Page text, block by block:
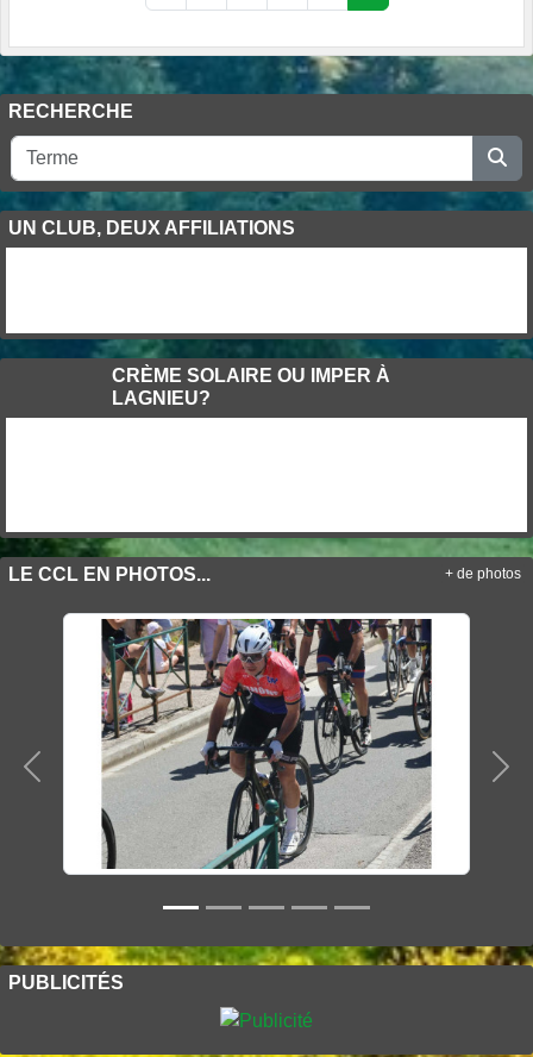
RECHERCHE
UN CLUB, DEUX AFFILIATIONS
CRÈME SOLAIRE OU IMPER À
LAGNIEU?
LE CCL EN PHOTOS...
Précedent
+ de photos
PUBLICITÉS